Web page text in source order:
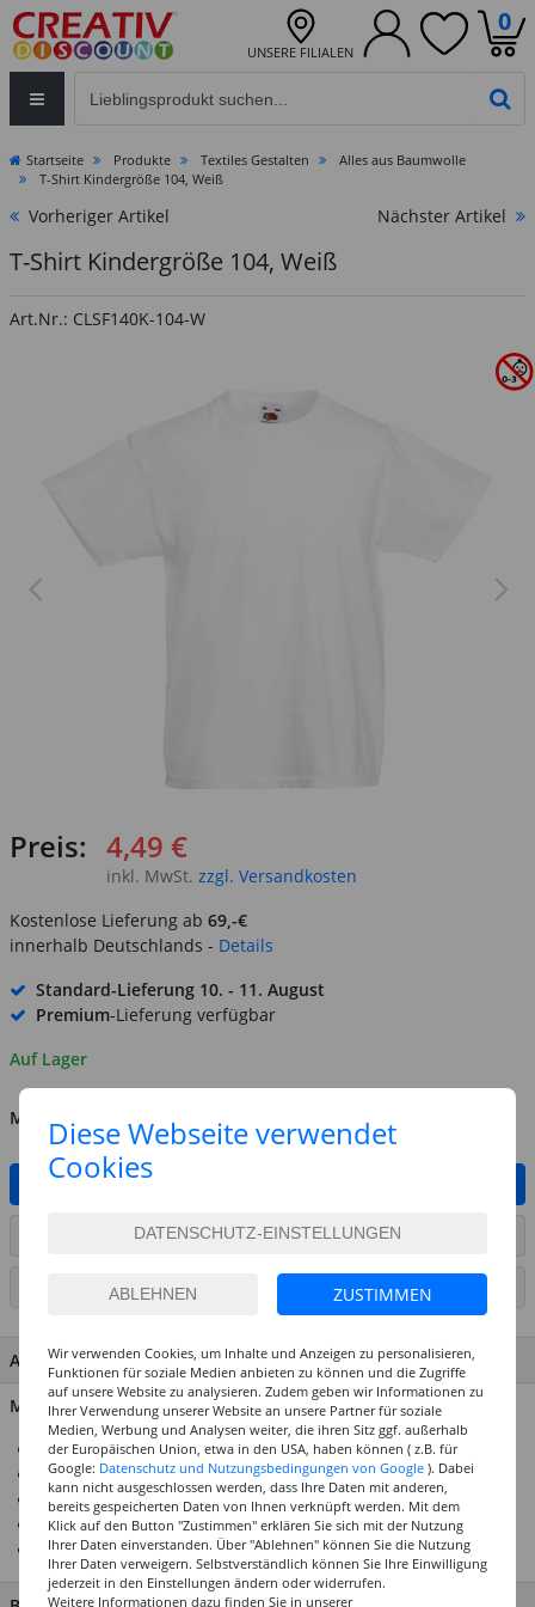
UNSERE FILIALEN
0
Startseite Produkte Textiles Gestalten
Alles aus Baumwolle
T-Shirt Kindergröße 104, Weiß
Vorheriger Artikel Nächster Artikel
T-Shirt Kindergröße 104, Weiß
Art.Nr.: CLSF140K-104-W
Preis: 4,49 €
inkl. MwSt. zzgl. Versandkosten
Kostenlose Lieferung ab 69,-€
innerhalb Deutschlands - Details
Standard-Lieferung 10. - 11. August
Premium-Lieferung verfügbar
Auf Lager
MENGE
ARTIKEL AUF WUNSCHLISTE SETZEN
SEITE DRUCKEN
ARTIKEL MERKMALE & DETAILS
Material: 100% Baumwolle
Top-Preis-Leistungsverhältnis
100 % Baumwolle
Ideal für alle unsere Stoffmalfarben
Auch als Sparpacks verfügbar
Für Mal- & Drucktechniken geeignet
Diese Webseite verwendet
Cookies
ZUSTIMMEN
Wir verwenden Cookies, um Inhalte und Anzeigen zu personalisieren,
Funktionen für soziale Medien anbieten zu können und die Zugriffe
auf unsere Website zu analysieren. Zudem geben wir Informationen zu
Ihrer Verwendung unserer Website an unsere Partner für soziale
Medien, Werbung und Analysen weiter, die ihren Sitz ggf. außerhalb
der Europäischen Union, etwa in den USA, haben können ( z.B. für
Google: Datenschutz und Nutzungsbedingungen von Google ). Dabei
kann nicht ausgeschlossen werden, dass Ihre Daten mit anderen,
bereits gespeicherten Daten von Ihnen verknüpft werden. Mit dem
Klick auf den Button "Zustimmen" erklären Sie sich mit der Nutzung
Ihrer Daten einverstanden. Über "Ablehnen" können Sie die Nutzung
Ihrer Daten verweigern. Selbstverständlich können Sie Ihre Einwilligung
jederzeit in den Einstellungen ändern oder widerrufen.
Weitere Informationen dazu finden Sie in unserer